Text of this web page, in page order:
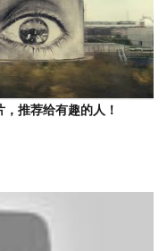
推荐给有趣的人！